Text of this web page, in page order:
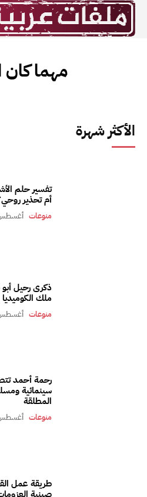
مهما كان
الأكثر شهرة
تفسير حلم
أم تحذير
منوعات أغسطس 8,
ذكرى رحيل
ملك الكوميديا
منوعات أغسطس 8,
سينمائية
المطلقة
منوعات أغسطس 8,
طريقة عمل
صينية